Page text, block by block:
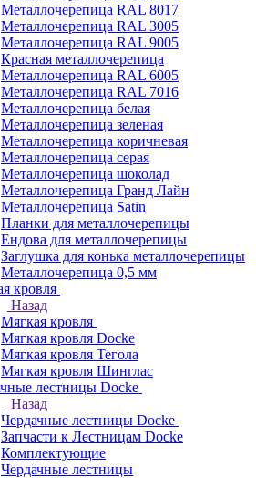
Металлочерепица RAL 8017
Металлочерепица RAL 3005
Металлочерепица RAL 9005
Красная металлочерепица
Металлочерепица RAL 6005
Металлочерепица RAL 7016
Металлочерепица белая
Металлочерепица зеленая
Металлочерепица коричневая
Металлочерепица серая
Металлочерепица шоколад
Металлочерепица Гранд Лайн
Металлочерепица Satin
Планки для металлочерепицы
Ендова для металлочерепицы
Заглушка для конька металлочерепицы
Металлочерепица 0,5 мм
кровля
Назад
Мягкая кровля
Мягкая кровля Docke
Мягкая кровля Тегола
Мягкая кровля Шинглас
лестницы Docke
Назад
Чердачные лестницы Docke
Запчасти к Лестницам Docke
Комплектующие
Чердачные лестницы